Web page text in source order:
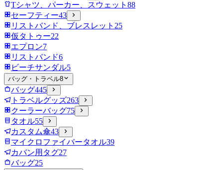
Tシャツ、パーカー、スウェット 88
セーフティー43
リストバンド、ブレスレット 25
仮タトゥー22
エプロン7
リストバンド6
ビーチサンダル5
バッグ・トラベル8
バッグ445
トラベルグッズ263
クーラーバッグ75
タオル55
カスタム傘43
マイクロファイバータオル39
カバン用タグ27
バッグ25